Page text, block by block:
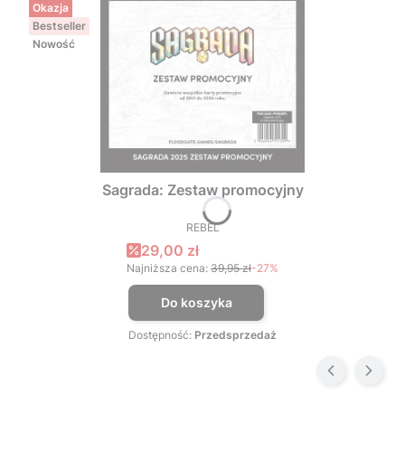
Okazja
Bestseller
Nowość
Sagrada: Zestaw promocyjny
PRODUCENT
REBEL
Cena promocyjna
29,00 zł
Najniższa cena: 39,95 zł-27%
Do koszyka
Dostępność: Przedsprzedaż